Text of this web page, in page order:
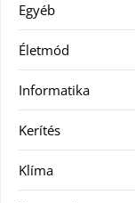
Egyéb
Életmód
Informatika
Kerítés
Klíma